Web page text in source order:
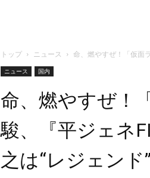
トップ ニュース 命、燃やすぜ！「仮面
ニュース 国内
命、燃やすぜ！
駿、『平ジェネ
之は“レジェンド